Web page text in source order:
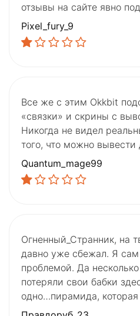
отзывы на сайте явно
Pixel_fury_9
Все же с этим Okkbit
«связки» и скрины с
Никогда не видел
того, что можно вывести
Quantum_mage99
Огненный_Странник, на
давно уже сбежал. Я сам
проблемой. Да
потеряли свои бабки
одно…пирамида, которая